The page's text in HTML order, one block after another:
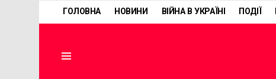
ГОЛОВНА НОВИНИ ВІЙНА В УКРАЇНІ ПОДІЇ